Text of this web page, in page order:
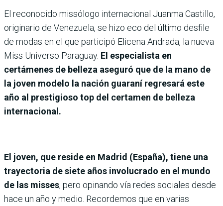
El reconocido missólogo internacional Juanma Castillo,
originario de Venezuela, se hizo eco del último desfile
de modas en el que participó Elicena Andrada, la nueva
Miss Universo Paraguay. El especialista en
certámenes de belleza aseguró que de la mano de
la joven modelo la nación guaraní regresará este
año al prestigioso top del certamen de belleza
internacional.
El joven, que reside en Madrid (España), tiene una
trayectoria de siete años involucrado en el mundo
de las misses, pero opinando vía redes sociales desde
hace un año y medio. Recordemos que en varias